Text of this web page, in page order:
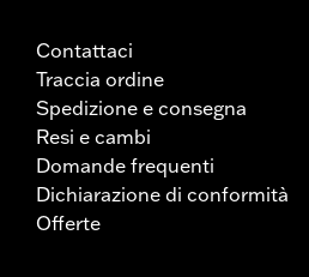
Contattaci
Traccia ordine
Spedizione e consegna
Resi e cambi
Domande frequenti
Dichiarazione di conformità
Offerte